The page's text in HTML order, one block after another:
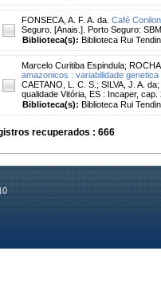
FONSECA, A. F. A. da. Café
Seguro. [Anais.]. Porto Seguro:
Biblioteca(s): Biblioteca Rui
Marcelo Curitiba Espindula;
amazonicos : variabilidade
CAETANO, L. C. S.; SILVA, J. A.
qualidade Vitória, ES : Incaper,
Biblioteca(s): Biblioteca Rui
recuperados : 666